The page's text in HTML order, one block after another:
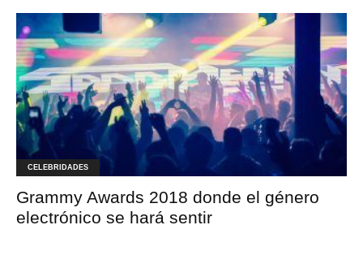
CELEBRIDADES
Grammy Awards 2018 donde el género
electrónico se hará sentir